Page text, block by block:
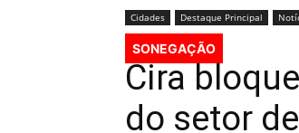
Cidades Destaque Principal
SONEGAÇÃO
Cira
do setor